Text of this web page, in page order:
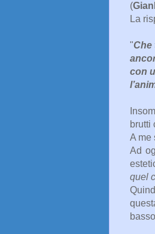
(
La
"Che
con
brutti
A me
Ad
quel